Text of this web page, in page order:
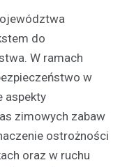
do
W ramach
w
aspekty
zimowych zabaw
ostrożności
oraz w ruchu